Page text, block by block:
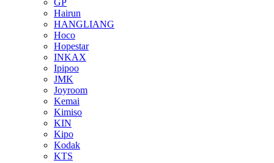
GP
Hairun
HANGLIANG
Hoco
Hopestar
INKAX
Ipipoo
JMK
Joyroom
Kemai
Kimiso
KIN
Kipo
Kodak
KTS